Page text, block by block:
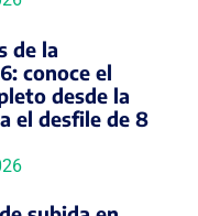
de la
conoce el
desde la
el desfile de 8